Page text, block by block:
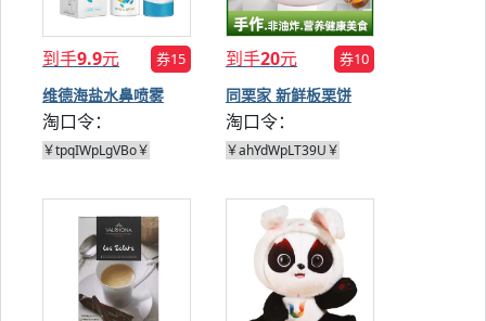
到手9.9元 券15
维德海盐水鼻喷雾
100ml
淘口令：
￥tpqIWpLgVBo￥
到手20元 券10
同栗家 新鲜板栗饼
132g*4件
淘口令：
￥ahYdWpLT39U￥